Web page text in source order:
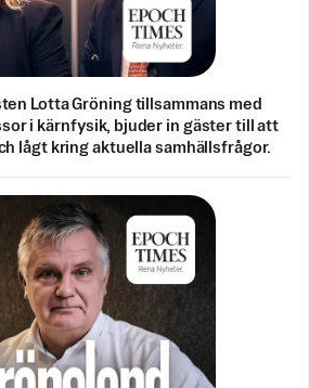
Lotta Gröning tillsammans med
i kärnfysik, bjuder in gäster till att
lågt kring aktuella samhällsfrågor.